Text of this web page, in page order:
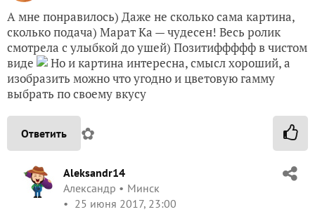
А мне понравилось) Даже не сколько сама картина,
сколько подача) Марат Ка — чудесен! Весь ролик
смотрела с улыбкой до ушей) Позитиффффф в чистом
виде
Но и картина интересна, смысл хороший, а
изобразить можно что угодно и цветовую гамму
выбрать по своему вкусу
Ответить ✿
Aleksandr14
Александр
Минск
25 июня 2017, 23:00